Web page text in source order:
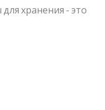
хранения - это